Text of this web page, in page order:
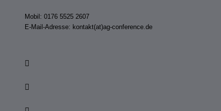
Mobil: 0176 5525 2607
E-Mail-Adresse: kontakt(at)ag-conference.de